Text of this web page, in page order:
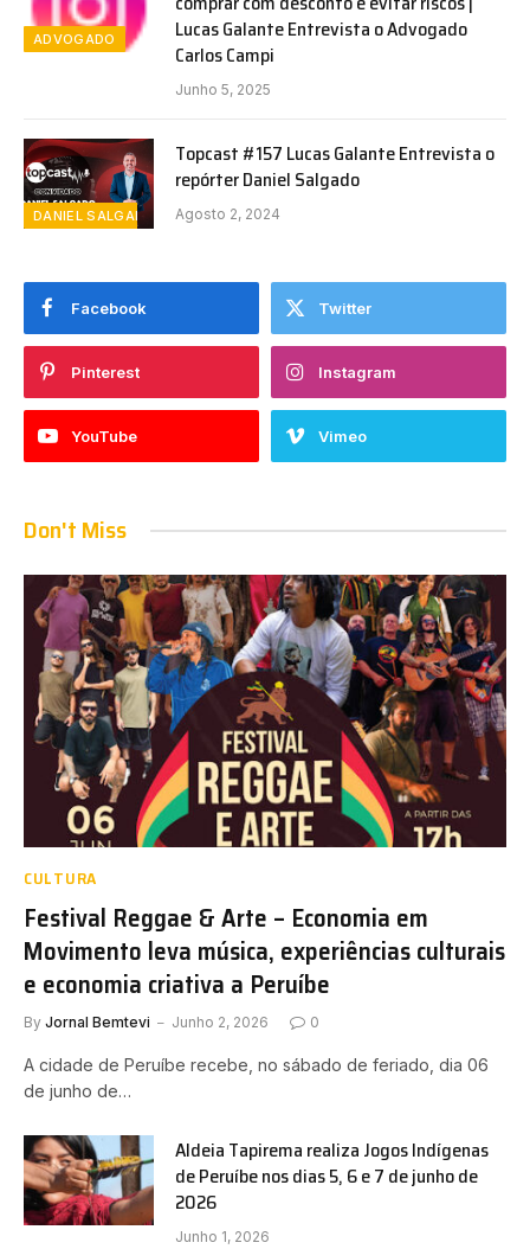
ADVOGADO
Lucas Galante Entrevista o Advogado
Carlos Campi
Junho 5, 2025
DANIEL SALGADO
Topcast #157 Lucas Galante Entrevista o
repórter Daniel Salgado
Agosto 2, 2024
Facebook Twitter
Pinterest Instagram
YouTube Vimeo
Don't Miss
CULTURA
Festival Reggae & Arte – Economia em
Movimento leva música, experiências culturais
e economia criativa a Peruíbe
By Jornal Bemtevi Junho 2, 2026 0
A cidade de Peruíbe recebe, no sábado de feriado, dia 06
de junho de…
Aldeia Tapirema realiza Jogos Indígenas
de Peruíbe nos dias 5, 6 e 7 de junho de
2026
Junho 1, 2026